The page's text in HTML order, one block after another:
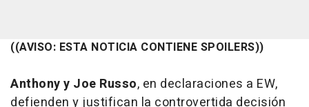
((AVISO: ESTA NOTICIA CONTIENE SPOILERS))
Anthony y Joe Russo, en declaraciones a EW,
defienden y justifican la controvertida decisión